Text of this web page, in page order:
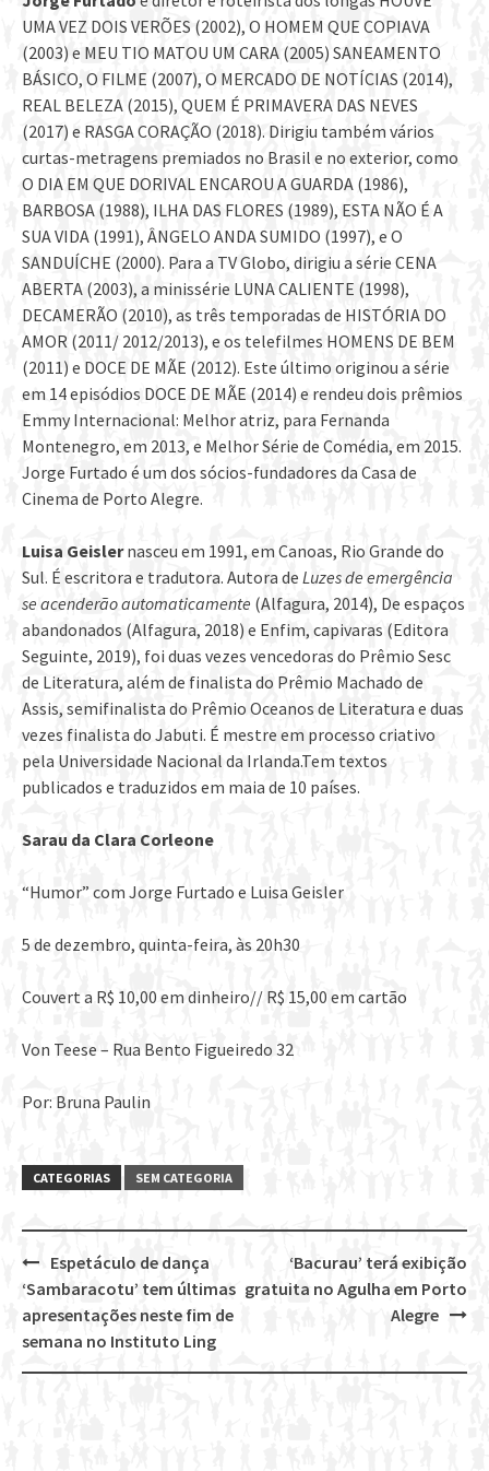
UMA VEZ DOIS VERÕES (2002), O HOMEM QUE COPIAVA
(2003) e MEU TIO MATOU UM CARA (2005) SANEAMENTO
BÁSICO, O FILME (2007), O MERCADO DE NOTÍCIAS (2014),
REAL BELEZA (2015), QUEM É PRIMAVERA DAS NEVES
(2017) e RASGA CORAÇÃO (2018). Dirigiu também vários
curtas-metragens premiados no Brasil e no exterior, como
O DIA EM QUE DORIVAL ENCAROU A GUARDA (1986),
BARBOSA (1988), ILHA DAS FLORES (1989), ESTA NÃO É A
SUA VIDA (1991), ÂNGELO ANDA SUMIDO (1997), e O
SANDUÍCHE (2000). Para a TV Globo, dirigiu a série CENA
ABERTA (2003), a minissérie LUNA CALIENTE (1998),
DECAMERÃO (2010), as três temporadas de HISTÓRIA DO
AMOR (2011/ 2012/2013), e os telefilmes HOMENS DE BEM
(2011) e DOCE DE MÃE (2012). Este último originou a série
em 14 episódios DOCE DE MÃE (2014) e rendeu dois prêmios
Emmy Internacional: Melhor atriz, para Fernanda
Montenegro, em 2013, e Melhor Série de Comédia, em 2015.
Jorge Furtado é um dos sócios-fundadores da Casa de
Cinema de Porto Alegre.
Luisa Geislernasceu em 1991, em Canoas, Rio Grande do
Sul. É escritora e tradutora. Autora de Luzes de emergência
se acenderão automaticamente (Alfagura, 2014), De espaços
abandonados (Alfagura, 2018) e Enfim, capivaras (Editora
Seguinte, 2019), foi duas vezes vencedoras do Prêmio Sesc
de Literatura, além de finalista do Prêmio Machado de
Assis, semifinalista do Prêmio Oceanos de Literatura e duas
vezes finalista do Jabuti. É mestre em processo criativo
pela Universidade Nacional da Irlanda.Tem textos
publicados e traduzidos em maia de 10 países.
Sarau da Clara Corleone
“Humor” com Jorge Furtado e Luisa Geisler
5 de dezembro, quinta-feira, às 20h30
Couvert a R$ 10,00 em dinheiro// R$ 15,00 em cartão
Von Teese – Rua Bento Figueiredo 32
Por: Bruna Paulin
CATEGORIAS SEM CATEGORIA
Post
navigation
‘Bacurau’ terá exibição
gratuita no Agulha em Porto
Alegre
Espetáculo de dança
‘Sambaracotu’ tem últimas
apresentações neste fim de
semana no Instituto Ling